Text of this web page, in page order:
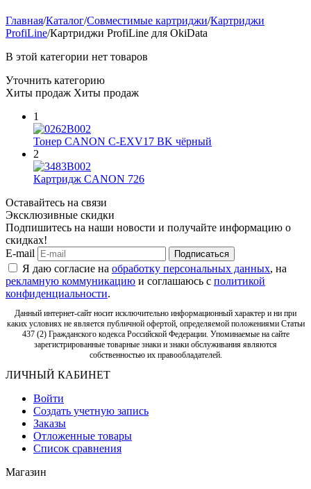
Главная/Каталог/Совместимые картриджи/Картриджи
ProfiLine/Картриджи ProfiLine для OkiData
В этой категории нет товаров
Уточнить категорию
Хиты продаж Хиты продаж
1
Тонер CANON C-EXV17 BK чёрный
2
Картридж CANON 726
Оставайтесь на связи
Эксклюзивные скидки
Подпишитесь на наши новости и получайте информацию о
скидках!
E-mail
Подписаться
Я даю согласие на обработку персональных данных, на
рекламную коммуникацию и соглашаюсь с политикой
конфиденциальности.
Данный интернет-сайт носит исключительно информационный характер и ни при
каких условиях не является публичной офертой, определяемой положениями Статьи
437 (2) Гражданского кодекса Российской Федерации. Упоминаемые на сайте
зарегистрированные товарные знаки и знаки обслуживания являются
собственностью их правообладателей.
ЛИЧНЫЙ КАБИНЕТ
Войти
Создать учетную запись
Заказы
Отложенные товары
Список сравнения
Магазин